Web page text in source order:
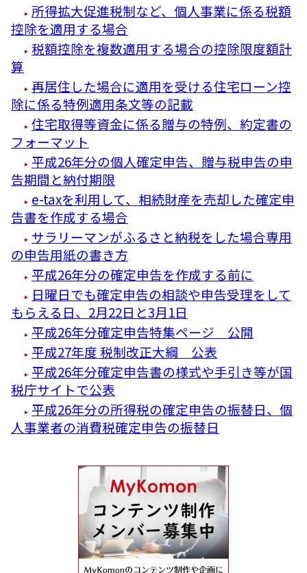
所得拡大促進税制など、個人事業に係る税額
控除を適用する場合
税額控除を複数適用する場合の控除限度額計
算
再居住した場合に適用を受ける住宅ローン控
除に係る特例適用条文等の記載
住宅取得等資金に係る贈与の特例、約定書の
フォーマット
平成26年分の個人確定申告、贈与税申告の申
告期間と納付期限
e-taxを利用して、相続財産を売却した確定申
告書を作成する場合
サラリーマンがふるさと納税をした場合専用
の申告用紙の書き方
平成26年分の確定申告を作成する前に
日曜日でも確定申告の相談や申告受理をして
もらえる日、2月22日と3月1日
平成26年分確定申告特集ページ 公開
平成27年度 税制改正大綱 公表
平成26年分確定申告書の様式や手引き等が国
税庁サイトで公表
平成26年分の所得税の確定申告の振替日、個
人事業者の消費税確定申告の振替日